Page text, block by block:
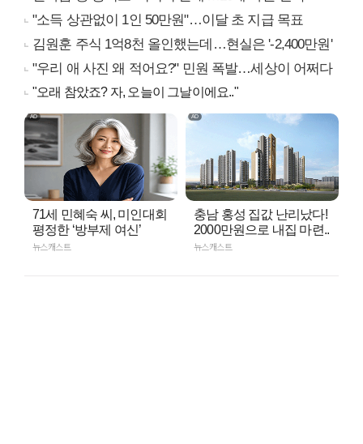
"소득 상관없이 1인 50만원"…이달 초 지급 목표
김원훈 주식 1억8천 올인했는데…현실은 '-2,400만원'
"우리 애 사진 왜 적어요?" 민원 폭발…세상이 어쩌다
"오래 참았죠? 자, 오늘이 그날이에요.."
71세 민혜숙 씨, 미인대회
평정한 ‘방부제 여신’
뉴스캐스트
충남 홍성 집값 난리났다!
2000만원으로 내집 마련..
뉴스캐스트